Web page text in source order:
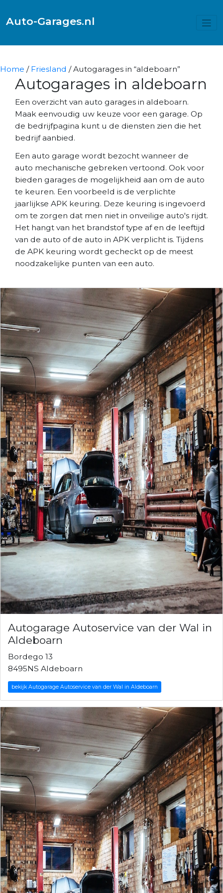
Auto-Garages.nl
Home / Friesland / Autogarages in “aldeboarn”
Autogarages in aldeboarn
Een overzicht van auto garages in aldeboarn.
Maak eenvoudig uw keuze voor een garage. Op
de bedrijfpagina kunt u de diensten zien die het
bedrijf aanbied.
Een auto garage wordt bezocht wanneer de
auto mechanische gebreken vertoond. Ook voor
bieden garages de mogelijkheid aan om de auto
te keuren. Een voorbeeld is de verplichte
jaarlijkse APK keuring. Deze keuring is ingevoerd
om te zorgen dat men niet in onveilige auto's rijdt.
Het hangt van het brandstof type af en de leeftijd
van de auto of de auto in APK verplicht is. Tijdens
de APK keuring wordt gecheckt op de meest
noodzakelijke punten van een auto.
Autogarage Autoservice van der Wal in
Aldeboarn
Bordego 13
8495NS Aldeboarn
bekijk Autogarage Autoservice van der Wal in Aldeboarn